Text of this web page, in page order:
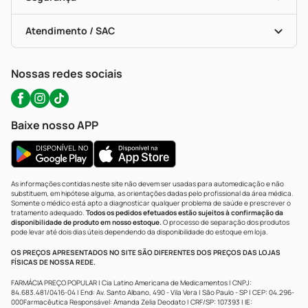
Troca E Devolução
Bulas De A A Z
Políticas De Marketplace
Testes Rápidos
Autoteste Covid-19
Certificado De Segurança
Portal Da Privacidade
Atendimento / SAC
WhatsApp (47) 9202-1687
Nossas redes sociais
Baixe nosso APP
As informações contidas neste site não devem ser usadas para automedicação e não
substituem, em hipótese alguma, as orientações dadas pelo profissional da área médica.
Somente o médico está apto a diagnosticar qualquer problema de saúde e prescrever o
tratamento adequado. Todos os pedidos efetuados estão sujeitos à confirmação da
disponibilidade de produto em nosso estoque.O processo de separação dos produtos
pode levar até dois dias úteis dependendo da disponibilidade do estoque em loja.
OS PREÇOS APRESENTADOS NO SITE SÃO DIFERENTES DOS PREÇOS DAS LOJAS
FÍSICAS DE NOSSA REDE.
FARMÁCIA PREÇO POPULAR | Cia Latino Americana de Medicamentos | CNPJ:
84.683.481/0416-04 | End: Av. Santo Albano, 490 - Vila Vera | São Paulo - SP | CEP: 04.296-
000Farmacêutica Responsável: Amanda Zelia Deodato | CRF/SP: 107393 | IE: